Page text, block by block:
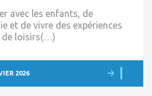
avec les enfants, de
et de vivre des expériences
de loisirs(…)
2026